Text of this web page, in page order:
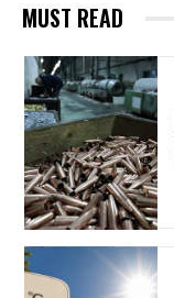
MUST READ